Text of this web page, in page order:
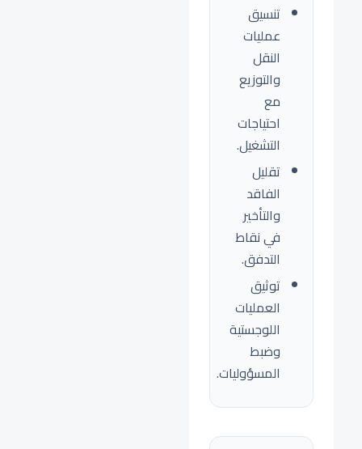
تنسيق
عمليات
النقل
والتوزيع
مع
احتياجات
التشغيل.
تقليل
الفاقد
والتأخير
في نقاط
التدفق.
توثيق
العمليات
اللوجستية
وضبط
المسؤوليات.